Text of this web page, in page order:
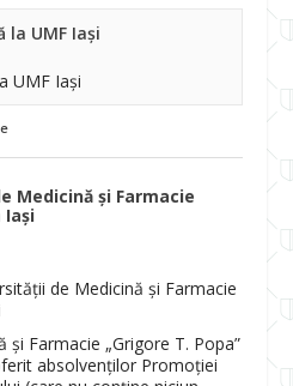
UMF Iași
UMF Iași
Medicină și Farmacie
Iași
de Medicină și Farmacie
Farmacie „Grigore T. Popa”
absolvenților Promoției